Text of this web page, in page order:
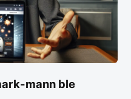
mann ble